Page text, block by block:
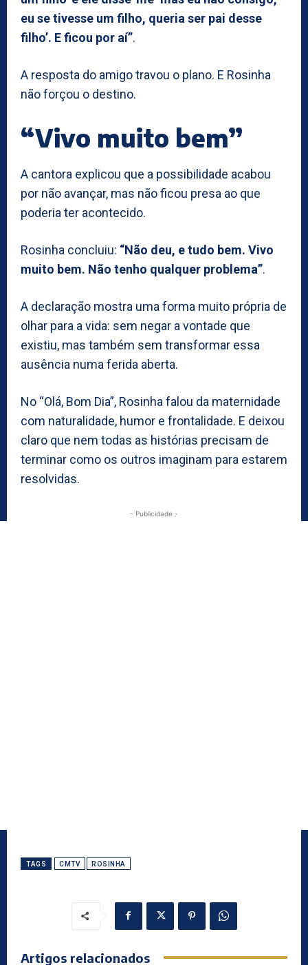
eu se tivesse um filho, queria ser pai desse
filho’. E ficou por aí”.
A resposta do amigo travou o plano. E Rosinha
não forçou o destino.
“Vivo muito bem”
A cantora explicou que a possibilidade acabou
por não avançar, mas não ficou presa ao que
poderia ter acontecido.
Rosinha concluiu: “Não deu, e tudo bem. Vivo
muito bem. Não tenho qualquer problema”.
A declaração mostra uma forma muito própria de
olhar para a vida: sem negar a vontade que
existiu, mas também sem transformar essa
ausência numa ferida aberta.
No “Olá, Bom Dia”, Rosinha falou da maternidade
com naturalidade, humor e frontalidade. E deixou
claro que nem todas as histórias precisam de
terminar como os outros imaginam para estarem
resolvidas.
- Publicidade -
TAGS CMTV ROSINHA
Artigos relacionados